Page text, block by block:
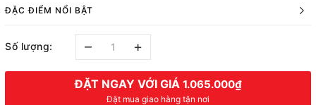
ĐẶC ĐIỂM NỔI BẬT
Số lượng: – +
ĐẶT NGAY VỚI GIÁ 1.065.000₫
Đặt mua giao hàng tận nơi